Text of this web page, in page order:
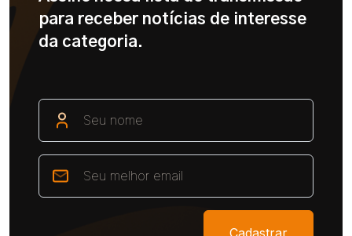
para receber notícias de interesse
da categoria.
Cadastrar